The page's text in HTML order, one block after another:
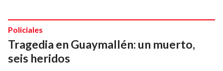
Tragedia en Guaymallén: un muerto,
seis heridos
Policiales